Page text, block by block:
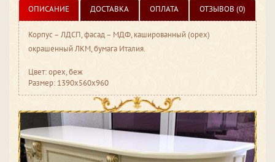
ОПИСАНИЕ ДОСТАВКА ОПЛАТА ОТЗЫВОВ (0)
Корпус – ЛДСП, фасад – МДФ, кашированный (орех)
окрашенный ЛКМ, бумага Италия.
Цвет: орех, беж
Размер: 1390x560x960